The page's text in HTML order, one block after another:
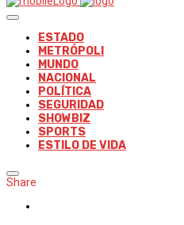
ESTADO
METRÓPOLI
MUNDO
NACIONAL
POLÍTICA
SEGURIDAD
SHOWBIZ
SPORTS
ESTILO DE VIDA
Share